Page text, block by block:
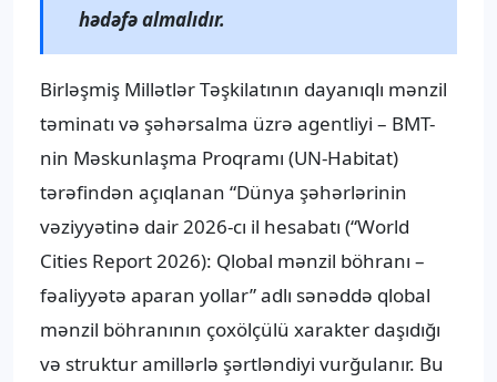
hədəfə almalıdır.
Birləşmiş Millətlər Təşkilatının dayanıqlı mənzil
təminatı və şəhərsalma üzrə agentliyi – BMT-
nin Məskunlaşma Proqramı (UN-Habitat)
tərəfindən açıqlanan “Dünya şəhərlərinin
vəziyyətinə dair 2026-cı il hesabatı (“World
Cities Report 2026): Qlobal mənzil böhranı –
fəaliyyətə aparan yollar” adlı sənəddə qlobal
mənzil böhranının çoxölçülü xarakter daşıdığı
və struktur amillərlə şərtləndiyi vurğulanır. Bu